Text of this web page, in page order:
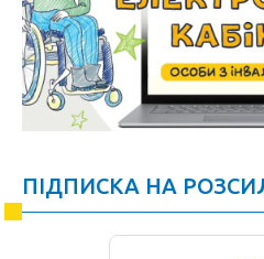
ПІДПИСКА НА